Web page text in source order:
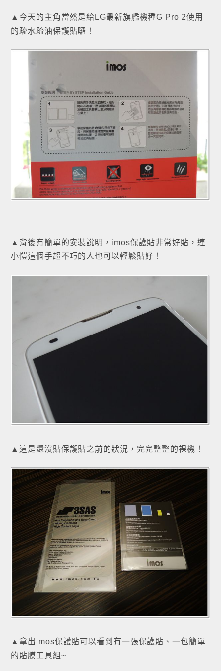
▲今天的主角當然是給LG最新旗艦機種G Pro 2使用
的疏水疏油保護貼囉！
▲背後有簡單的安裝說明，imos保護貼非常好貼，連
小愷這個手超不巧的人也可以輕鬆貼好！
▲這是還沒貼保護貼之前的狀況，完完整整的裸機！
▲拿出imos保護貼可以看到有一張保護貼、一包簡單
的貼膜工具組~